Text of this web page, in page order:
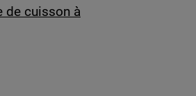
de cuisson à